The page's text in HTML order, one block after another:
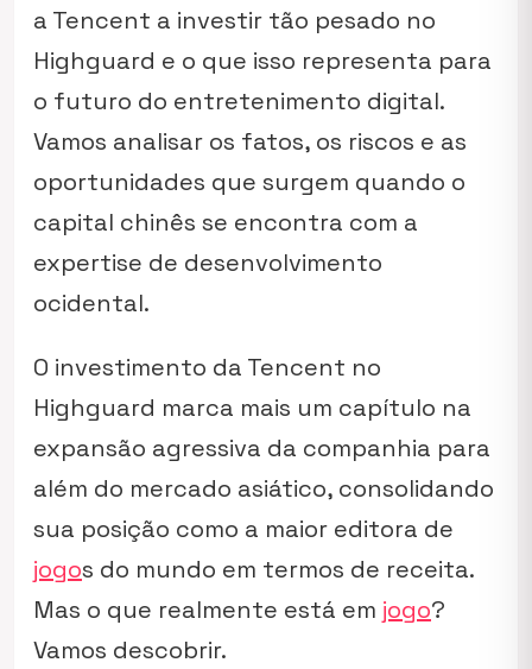
a Tencent a investir tão pesado no
Highguard e o que isso representa para
o futuro do entretenimento digital.
Vamos analisar os fatos, os riscos e as
oportunidades que surgem quando o
capital chinês se encontra com a
expertise de desenvolvimento
ocidental.
O investimento da Tencent no
Highguard marca mais um capítulo na
expansão agressiva da companhia para
além do mercado asiático, consolidando
sua posição como a maior editora de
jogos do mundo em termos de receita.
Mas o que realmente está em jogo?
Vamos descobrir.